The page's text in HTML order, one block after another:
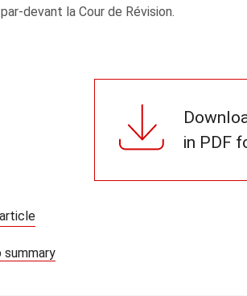
devant la Cour de Révision.
in PDF
summary